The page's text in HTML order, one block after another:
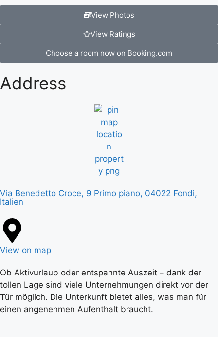
View Photos
View Ratings
Choose a room now on Booking.com
Address
Via Benedetto Croce, 9 Primo piano, 04022 Fondi,
Italien
View on map
Ob Aktivurlaub oder entspannte Auszeit – dank der
tollen Lage sind viele Unternehmungen direkt vor der
Tür möglich. Die Unterkunft bietet alles, was man für
einen angenehmen Aufenthalt braucht.